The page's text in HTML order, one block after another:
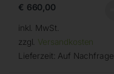
€ 660,00
inkl. MwSt.
zzgl. Versandkosten
Lieferzeit: Auf Nachfrage